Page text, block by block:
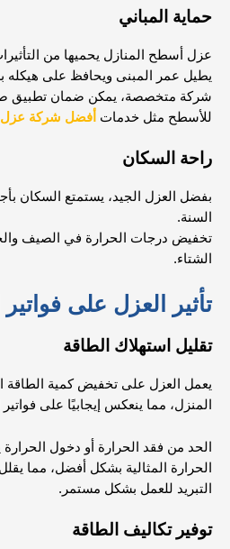
حماية المباني
عزل أسطح المنازل يحميها من
يطيل عمر المبنى ويحافظ على هيكله
شركة متخصصة، يمكن ضمان تطبيق
للأسطح مثل خدمات أفضل شركة
راحة السكان
بفضل العزل الجيد، يستمتع السكان
السنة.
تخفيض درجات الحرارة في الصيف
الشتاء.
تأثير العزل على
تقليل استهلاك الطاقة
يعمل العزل على تخفيض كمية الطاقة
المنزل، مما ينعكس إيجابيًا على فواتير
الحد من فقد الحرارة أو دخول
الحرارة المثالية بشكل أفضل، مما
التبريد للعمل بشكل مستمر.
توفير تكاليف الطاقة